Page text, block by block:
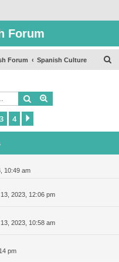
Forum
Forum Spanish Culture
Buscar
3 4
10:49 am
2023, 12:06 pm
2023, 10:58 am
pm